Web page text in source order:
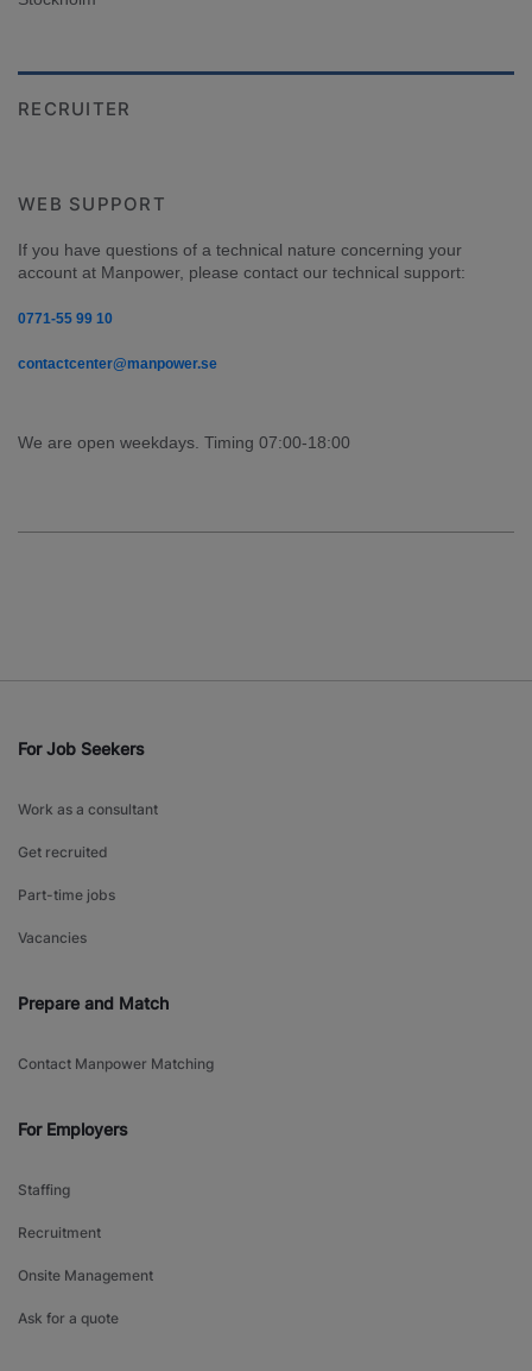
RECRUITER
WEB SUPPORT
If you have questions of a technical nature concerning your
account at Manpower, please contact our technical support:
0771-55 99 10
contactcenter@manpower.se
We are open weekdays. Timing 07:00-18:00
For Job Seekers
Work as a consultant
Get recruited
Part-time jobs
Vacancies
Prepare and Match
Contact Manpower Matching
For Employers
Staffing
Recruitment
Onsite Management
Ask for a quote